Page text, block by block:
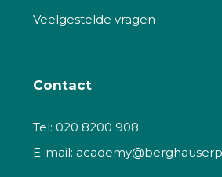
Veelgestelde vragen
Contact
Tel: 020 8200 908
E-mail: